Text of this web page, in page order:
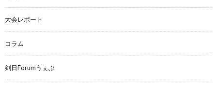
大会レポート
コラム
剣日Forumうぇぶ